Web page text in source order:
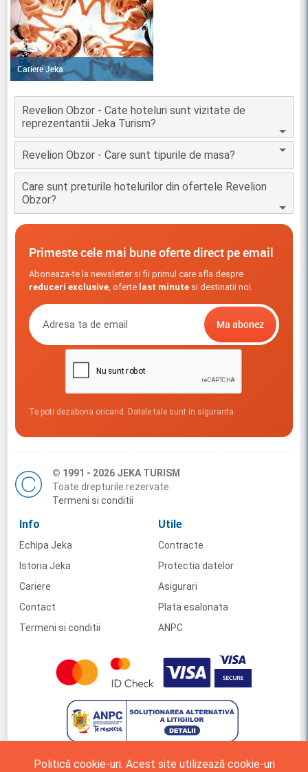
Politică cookie-uri. Acest site utilizează cookie-uri
Cariere Jeka
Revelion Obzor - Cate hoteluri sunt vizitate de
reprezentantii Jeka Turism?
Revelion Obzor - Care sunt tipurile de masa?
Care sunt preturile hotelurilor din ofertele Revelion
Obzor?
Primeste cele mai bune oferte direct pe email
Aboneaza-te la newsletter si fii primul care afla despre
reduceri exclusive, oferte last minutesi destinatii noi.
Te poti dezabona oricand. Datele tale sunt in siguranta.
© 1991 - 2026 JEKA TURISM
Toate drepturile rezervate.
Termeni si conditii
Info
Echipa Jeka
Istoria Jeka
Cariere
Contact
Termeni si conditii
Utile
Contracte
Protectia datelor
Asigurari
Plata esalonata
ANPC